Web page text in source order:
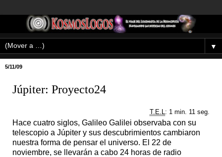
▼
5/11/09
Júpiter: Proyecto24
T.E.L : 1 min. 11 seg.
Hace cuatro siglos, Galileo Galilei observaba con su
telescopio a Júpiter y sus descubrimientos cambiaron
nuestra forma de pensar el universo. El 22 de
noviembre, se llevarán a cabo 24 horas de radio